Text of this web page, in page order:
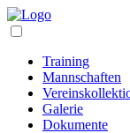
Training
Mannschaften
Galerie
Dokumente